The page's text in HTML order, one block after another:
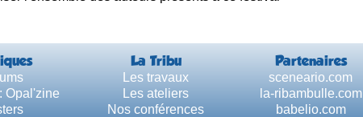
La Tribu Partenaires
Les travaux sceneario.com
Opal'zine Les ateliers la-ribambulle.com
Nos conférences babelio.com